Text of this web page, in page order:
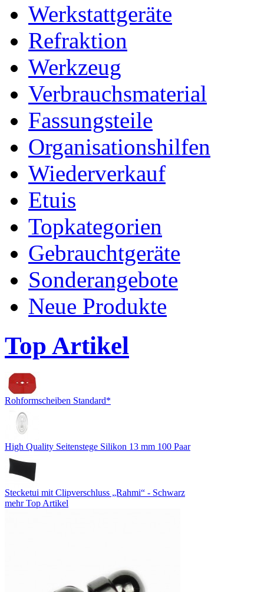
Werkstattgeräte
Refraktion
Werkzeug
Verbrauchsmaterial
Fassungsteile
Organisationshilfen
Wiederverkauf
Etuis
Topkategorien
Gebrauchtgeräte
Sonderangebote
Neue Produkte
Top Artikel
Rohformscheiben Standard*
High Quality Seitenstege Silikon 13 mm 100 Paar
Stecketui mit Clipverschluss „Rahmi“ - Schwarz
mehr Top Artikel